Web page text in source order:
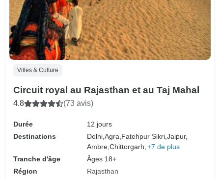
Villes & Culture
Circuit royal au Rajasthan et au Taj Mahal
4.8 (73 avis)
Durée
12 jours
Destinations
Delhi,Agra, Fatehpur Sikri,Jaipur,
Ambre,Chittorgarh, +7 de plus
Tranche d'âge
Âges 18+
Région
Rajasthan